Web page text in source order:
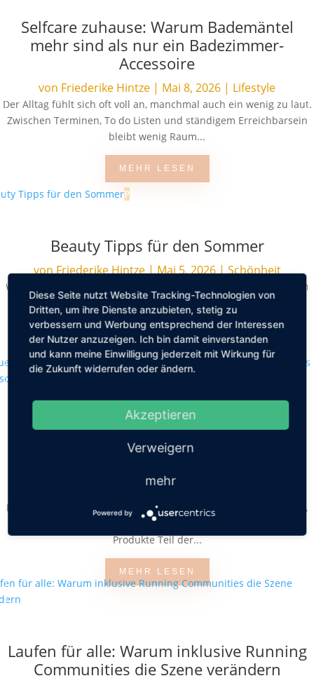
Selfcare zuhause: Warum Bademäntel
mehr sind als nur ein Badezimmer-
Accessoire
von Friederike Hintze | Mai 8, 2026 | Lifestyle
Der Alltag fühlt sich oft voll an, manchmal auch ein wenig zu laut.
Zwischen Terminen, To do Listen und ständigem Erreichbarsein
bleibt wenig Raum...
MEHR LESEN
Beauty Tipps für den Sommer
vonFriederike Hintze|Mai 5, 2026|Schönheit
Wenn die Temperaturen steigen, verlangt die Körperpflege nach
einer Extraportion Aufmerksamkeit. Schweiß, Sonne und
häufigeres Duschen stellen Haut,...
MEHR LESEN
Aktuelle Preisstudie bei Premium-
Haarpflege: Online oft günstiger als im
Apr. 22, 2026
Hochwertige Haarpflege hat ihren Preis. Das gilt vor allem dann,
wenn nicht nur ein Shampoo gekauft wird, sondern mehrere
Produkte Teil der...
MEHR LESEN
Laufen für alle: Warum inklusive Running
Communities die Szene verändern
Diese Seite nutzt Website Tracking-Technologien von
Dritten, um ihre Dienste anzubieten, stetig zu
verbessern und Werbung entsprechend der Interessen
der Nutzer anzuzeigen. Ich bin damit einverstanden
und kann meine Einwilligung jederzeit mit Wirkung für
die Zukunft widerrufen oder ändern.
Akzeptieren
Verweigern
mehr
Powered by